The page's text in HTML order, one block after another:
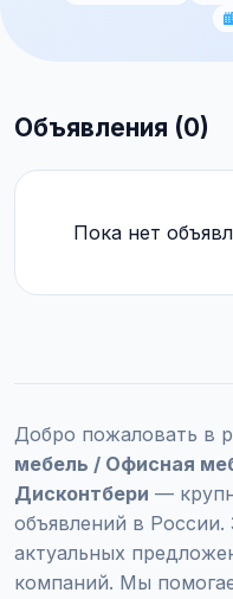
Объявления (0)
Пока нет
Добро пожаловать в
мебель / Офисная
Дисконтбери —
объявлений в
актуальных
компаний. Мы